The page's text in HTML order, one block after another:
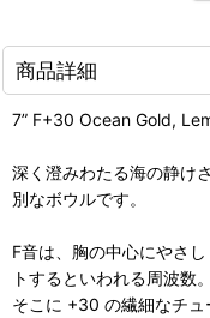
商品詳細
7” F+30 Ocean Gold,
深く澄みわたる海の静け
別なボウルです。
F音は、胸の中心にやさ
トするといわれる周波数。
そこに +30 の繊細なチ